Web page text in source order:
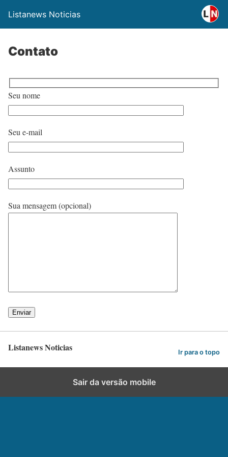
Listanews Noticias
Contato
Seu nome
Seu e-mail
Assunto
Sua mensagem (opcional)
Listanews Noticias Ir para o topo
Sair da versão mobile